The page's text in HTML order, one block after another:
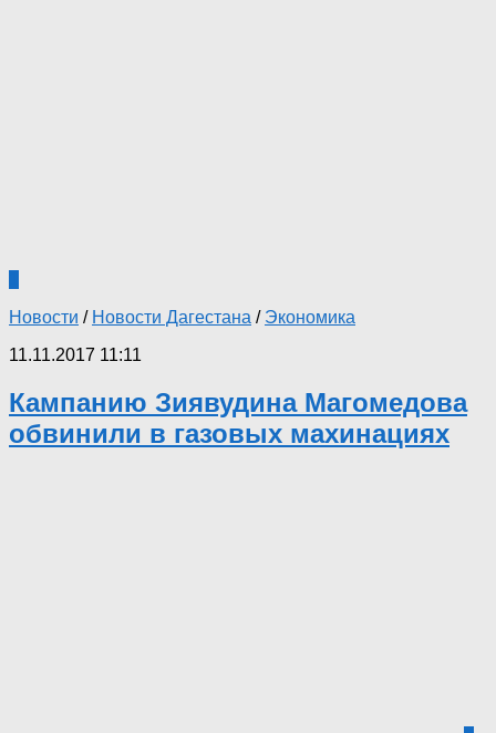
Новости / Новости Дагестана / Экономика
11.11.2017 11:11
Кампанию Зиявудина Магомедова
обвинили в газовых махинациях